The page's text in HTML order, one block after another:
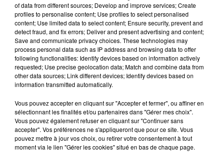
Les sports collectifs et de contact ne peuvent pas
reprendre.
Ces mesures seront maintenues au moins jusqu'au 22
juin, date fixée pour la mise en place de la phase 3 du
déconfinement.
FIL D'ACTUS
of data from different sources; Develop and improve services; Create
profiles to personalise content; Use profiles to select personalised
content; Use limited data to select content; Ensure security, prevent and
detect fraud, and fix errors; Deliver and present advertising and content;
Save and communicate privacy choices. These technologies may
process personal data such as IP address and browsing data to offer
following functionalities: Identify devices based on information actively
requested; Use precise geolocation data; Match and combine data from
other data sources; Link different devices; Identify devices based on
information transmitted automatically.
Vous pouvez accepter en cliquant sur "Accepter et fermer", ou affiner en
sélectionnant les finalités et/ou partenaires dans "Gérer mes choix".
Vous pouvez également refuser en cliquant sur "Continuer sans
accepter". Vos préférences ne s'appliqueront que pour ce site. Vous
pouvez mettre à jour vos choix, ou retirer votre consentement à tout
moment via le lien "Gérer les cookies" situé en bas de chaque page.